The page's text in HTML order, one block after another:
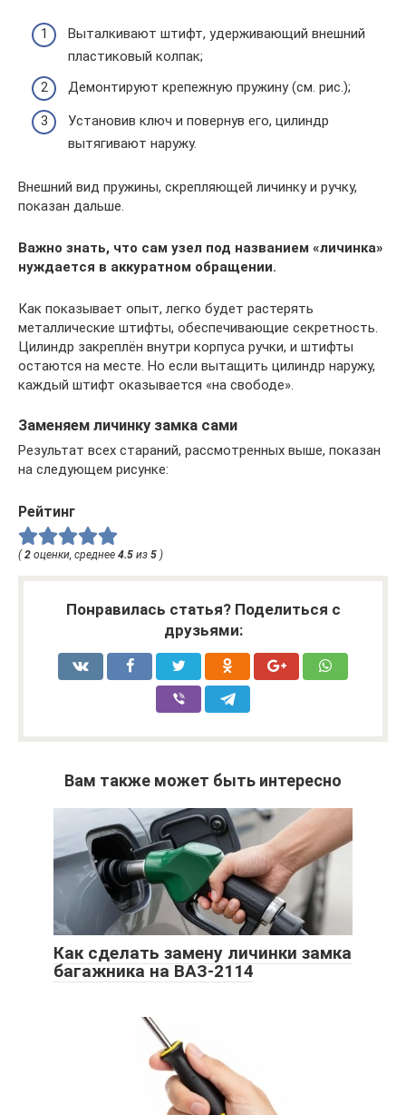
Выталкивают штифт, удерживающий внешний
пластиковый колпак;
Демонтируют крепежную пружину (см. рис.);
Установив ключ и повернув его, цилиндр
вытягивают наружу.
Внешний вид пружины, скрепляющей личинку и ручку,
показан дальше.
Важно знать, что сам узел под названием «личинка»
нуждается в аккуратном обращении.
Как показывает опыт, легко будет растерять
металлические штифты, обеспечивающие секретность.
Цилиндр закреплён внутри корпуса ручки, и штифты
остаются на месте. Но если вытащить цилиндр наружу,
каждый штифт оказывается «на свободе».
Заменяем личинку замка сами
Результат всех стараний, рассмотренных выше, показан
на следующем рисунке:
Рейтинг
( 2 оценки, среднее 4.5 из 5 )
Понравилась статья? Поделиться с
друзьями:
Вам также может быть интересно
Как сделать замену личинки замка
багажника на ВАЗ-2114